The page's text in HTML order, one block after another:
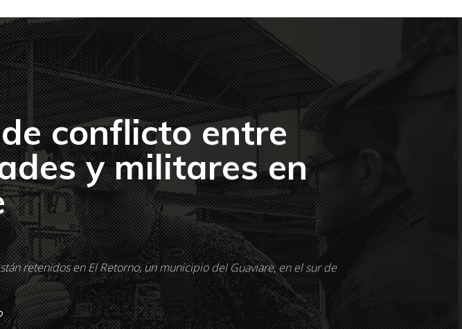
conflicto entre
y militares en
retenidos en El Retorno, un municipio del Guaviare, en el sur de